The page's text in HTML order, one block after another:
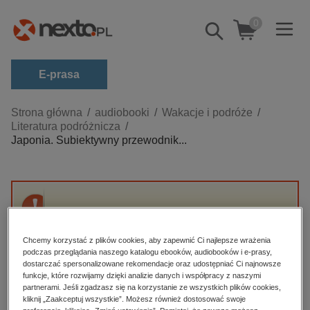
Pokaż/schowaj
wyszukiwarkę
0
E-prasa
Kategorie
Zobacz wszystkie E-prasa
biznesowe, branżowe, gospodarka
darmowe wydania
edukacja
hobby, sport, rozrywka
komputery, internet, technologie, informatyka
Strona główna audiobooki
Wakacje i podróże
Literatura podróżnicza
Japonia. Subiektywny przewodnik...
gaijina po meandrach zaskakującej
rzeczywistości” nie jest dostępny.
High-contrast mode
Chcemy korzystać z plików cookies, aby zapewnić Ci najlepsze wrażenia
podczas przeglądania naszego katalogu ebooków, audiobooków i e-prasy,
dostarczać spersonalizowane rekomendacje oraz udostępniać Ci najnowsze
funkcje, które rozwijamy dzięki analizie danych i współpracy z naszymi
partnerami. Jeśli zgadzasz się na korzystanie ze wszystkich plików cookies,
kliknij „Zaakceptuj wszystkie”. Możesz również dostosować swoje